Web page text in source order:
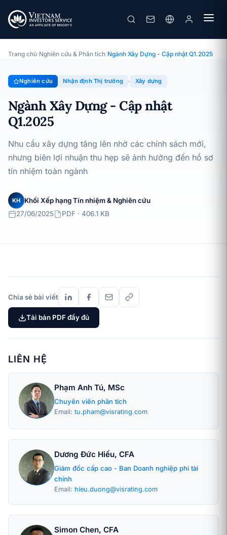
Ngành Xây Dựng - Cập nhật Q1.2025
Chuyên đề · Nhận định Thị trường · 27/06/2025
Trang chủ›Nghiên cứu & Phân tích›Ngành Xây Dựng - Cập nhật Q1.2025
Nghiên cứu Nhận định Thị trường Xây dựng
Ngành Xây Dựng - Cập nhật
Q1.2025
Nhu cầu xây dựng tăng lên nhờ các chính sách mới,
nhưng biên lợi nhuận thu hẹp sẽ ảnh hưởng đến hồ sơ
tín nhiệm toàn ngành
KH
Khối Xếp hạng Tín nhiệm & Nghiên cứu
27/06/2025
PDF · 406.1 KB
Chia sẻ bài viết
Tải bản PDF đầy đủ
LIÊN HỆ
Phạm Anh Tú, MSc
Chuyên viên phân tích
Email: tu.pham@visrating.com
Dương Đức Hiếu, CFA
Giám đốc cấp cao - Ban Doanh nghiệp phi tài
chính
Email: hieu.duong@visrating.com
Simon Chen, CFA